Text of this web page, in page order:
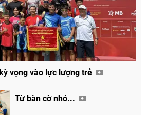
vọng vào lực lượng trẻ
Từ bàn cờ nhỏ...